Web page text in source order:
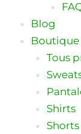
Blog
Boutique
Tous
Shirts
Shorts